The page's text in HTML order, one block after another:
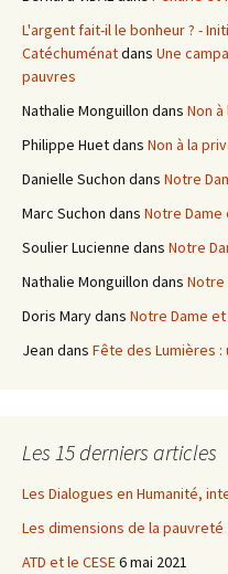
h
e
r
L'argent fait-il le bonheur ? -
Catéchuménatdans Une
pauvres
Nathalie Monguillon dans Non
Philippe Huetdans Non à la
Danielle Suchon dans Notre
Marc Suchon dans Notre
Soulier Lucienne dans Notre
Nathalie Monguillon dans Notre
Doris Marydans Notre Dame
Jean dans Fête des Lumières :
Les 15 derniers articles
Les Dialogues en Humanité,
Les dimensions de la pauvreté
ATD et le CESE6 mai 2021